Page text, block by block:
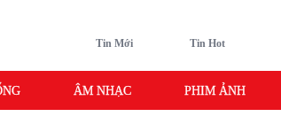
Tin Mới Tin Hot
ÂM NHẠC PHIM ẢNH